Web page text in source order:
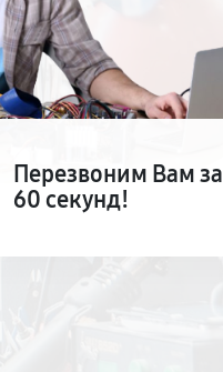
Перезвоним Вам за
60 секунд!